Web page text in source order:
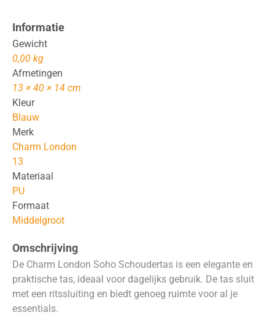
Informatie
Gewicht
0,00 kg
Afmetingen
13 × 40 × 14 cm
Kleur
Blauw
Merk
Charm London
13
Materiaal
PU
Formaat
Middelgroot
Omschrijving
De Charm London Soho Schoudertas is een elegante en
praktische tas, ideaal voor dagelijks gebruik. De tas sluit
met een ritssluiting en biedt genoeg ruimte voor al je
essentials.